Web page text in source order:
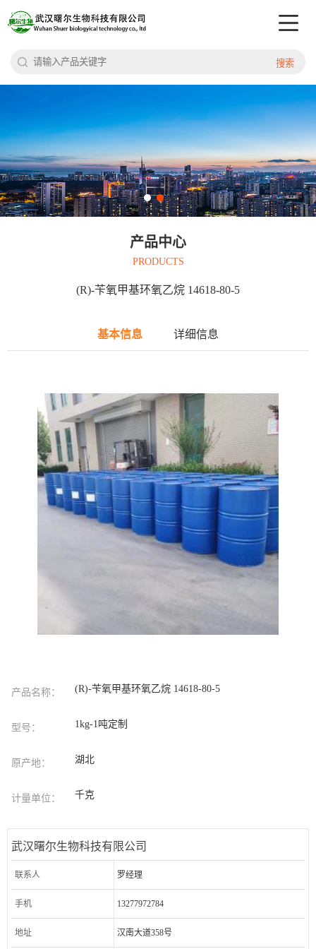
搜索
产品中心
PRODUCTS
(R)-苄氧甲基环氧乙烷 14618-80-5
基本信息 详细信息
产品名称： (R)-苄氧甲基环氧乙烷 14618-80-5
型号： 1kg-1吨定制
原产地： 湖北
计量单位： 千克
武汉曙尔生物科技有限公司
联系人 罗经理
手机 13277972784
地址 汉南大道358号